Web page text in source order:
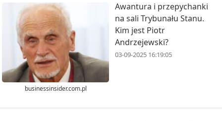
businessinsider.com.pl
Awantura i przepychanki
na sali Trybunału Stanu.
Kim jest Piotr
Andrzejewski?
03-09-2025 16:19:05